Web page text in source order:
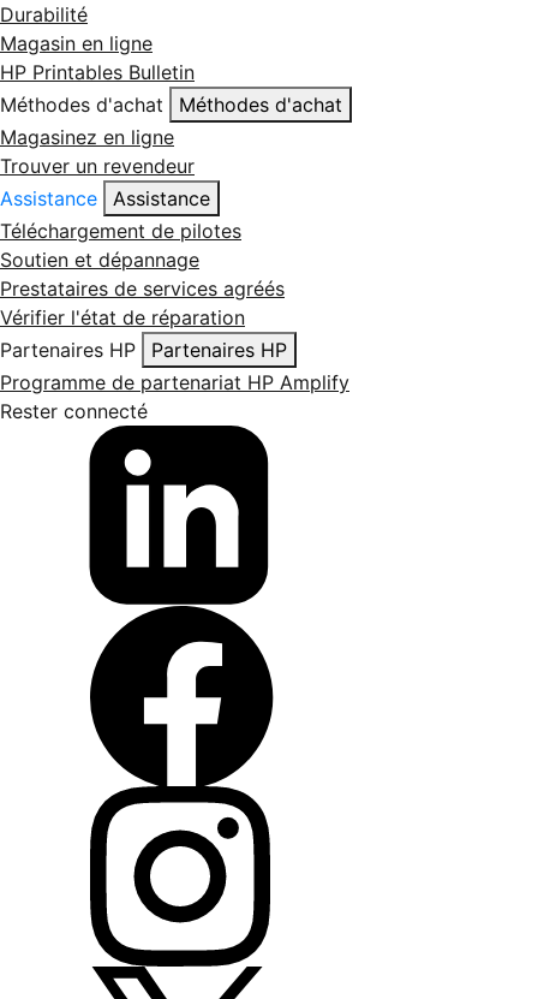
Durabilité
Magasin en ligne
HP Printables Bulletin
Méthodes d'achat
Méthodes d'achat
Magasinez en ligne
Trouver un revendeur
Assistance
Assistance
Téléchargement de pilotes
Soutien et dépannage
Prestataires de services agréés
Vérifier l'état de réparation
Partenaires HP
Partenaires HP
Programme de partenariat HP Amplify
Rester connecté